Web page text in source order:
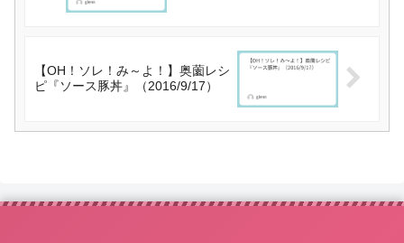
【OH！ソレ！み～よ！】奥薗レシ
ピ『ソース豚丼』（2016/9/17）